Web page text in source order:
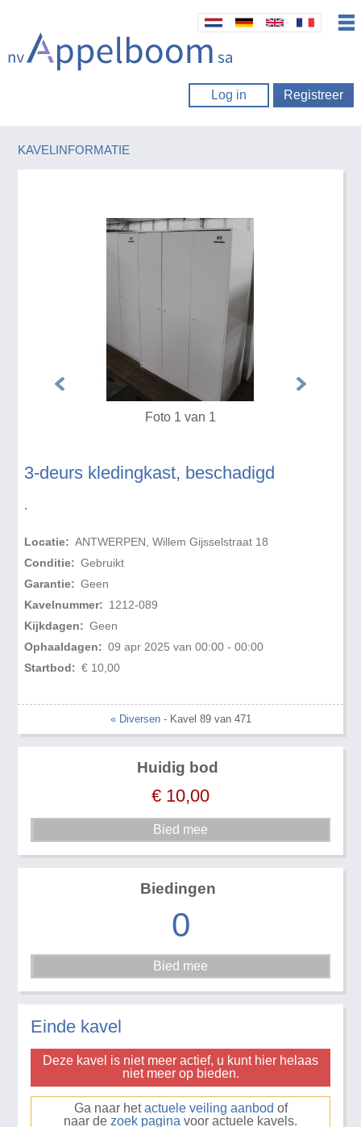
Log in Registreer
KAVELINFORMATIE
3-deurs kledingkast, beschadigd
.
Locatie: ANTWERPEN, Willem Gijsselstraat 18
Conditie: Gebruikt
Garantie: Geen
Kavelnummer: 1212-089
Kijkdagen: Geen
Ophaaldagen: 09 apr 2025 van 00:00 - 00:00
Startbod: € 10,00
Foto 1 van 1
« Diversen- Kavel 89 van 471
Huidig bod
€ 10,00
Biedingen
0
Einde kavel
Deze kavel is niet meer actief, u kunt hier helaas
niet meer op bieden.
Ga naar hetactuele veiling aanbod of
naar de zoek pagina voor actuele kavels.